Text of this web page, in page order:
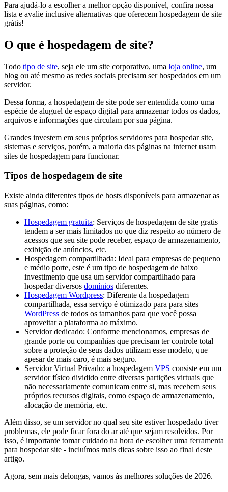
Para ajudá-lo a escolher a melhor opção disponível, confira nossa
lista e avalie inclusive alternativas que oferecem hospedagem de site
grátis!
O que é hospedagem de site?
Todo tipo de site, seja ele um site corporativo, uma loja online, um
blog ou até mesmo as redes sociais precisam ser hospedados em um
servidor.
Dessa forma, a hospedagem de site pode ser entendida como uma
espécie de aluguel de espaço digital para armazenar todos os dados,
arquivos e informações que circulam por sua página.
Grandes investem em seus próprios servidores para hospedar site,
sistemas e serviços, porém, a maioria das páginas na internet usam
sites de hospedagem para funcionar.
Tipos de hospedagem de site
Existe ainda diferentes tipos de hosts disponíveis para armazenar as
suas páginas, como:
Hospedagem gratuita: Serviços de hospedagem de site gratis
tendem a ser mais limitados no que diz respeito ao número de
acessos que seu site pode receber, espaço de armazenamento,
exibição de anúncios, etc.
Hospedagem compartilhada: Ideal para empresas de pequeno
e médio porte, este é um tipo de hospedagem de baixo
investimento que usa um servidor compartilhado para
hospedar diversos domínios diferentes.
Hospedagem Wordpress: Diferente da hospedagem
compartilhada, essa serviço é otimizado para para sites
WordPress de todos os tamanhos para que você possa
aproveitar a plataforma ao máximo.
Servidor dedicado: Conforme mencionamos, empresas de
grande porte ou companhias que precisam ter controle total
sobre a proteção de seus dados utilizam esse modelo, que
apesar de mais caro, é mais seguro.
Servidor Virtual Privado: a hospedagem VPS consiste em um
servidor físico dividido entre diversas partições virtuais que
não necessariamente comunicam entre si, mas recebem seus
próprios recursos digitais, como espaço de armazenamento,
alocação de memória, etc.
Além disso, se um servidor no qual seu site estiver hospedado tiver
problemas, ele pode ficar fora do ar até que sejam resolvidos. Por
isso, é importante tomar cuidado na hora de escolher uma ferramenta
para hospedar site - incluímos mais dicas sobre isso ao final deste
artigo.
Agora, sem mais delongas, vamos às melhores soluções de 2026.